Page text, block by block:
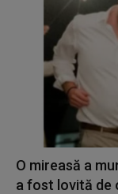
O mireasă a
a fost lovită de